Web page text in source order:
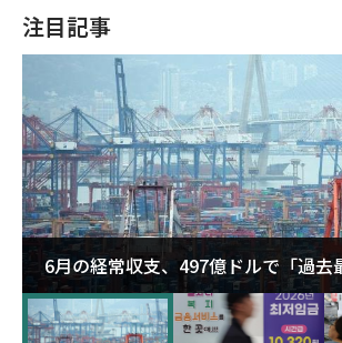
注目記事
6月の経常収支、497億ドルで「過
が初の1000億ドル突破